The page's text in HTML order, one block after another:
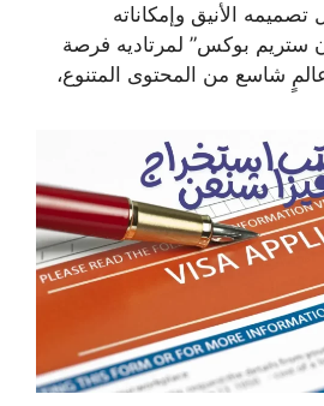
الأنيق وإمكاناته
ستريم بوكس” لمرتاديه فرصة
شاسع من المحتوى المتنوع،